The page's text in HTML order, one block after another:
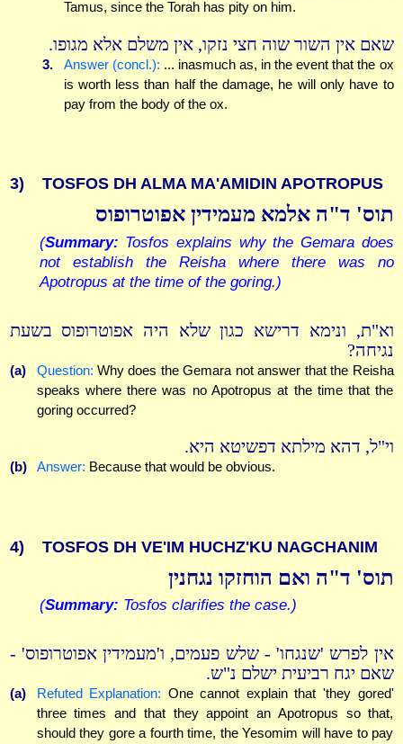
Tamus, since the Torah has pity on him.
שאם אין השור שוה חצי נזקו, אין משלם אלא מגופו.
3. Answer (concl.): ... inasmuch as, in the event that the ox
is worth less than half the damage, he will only have to
pay from the body of the ox.
3) TOSFOS DH ALMA MA'AMIDIN APOTROPUS
תוס' ד"ה אלמא מעמידין אפוטרופוס
(Summary: Tosfos explains why the Gemara does
not establish the Reisha where there was no
Apotropus at the time of the goring.)
וא"ת, ונימא דרישא כגון שלא היה אפוטרופוס בשעת
נגיחה?
(a) Question: Why does the Gemara not answer that the Reisha
speaks where there was no Apotropus at the time that the
goring occurred?
וי"ל, דהא מילתא דפשיטא היא.
(b) Answer: Because that would be obvious.
4) TOSFOS DH VE'IM HUCHZ'KU NAGCHANIM
תוס' ד"ה ואם הוחזקו נגחנין
(Summary: Tosfos clarifies the case.)
אין לפרש 'שנגחו' - שלש פעמים, ו'מעמידין אפוטרופוס' -
שאם יגח רביעית ישלם נ"ש.
(a) Refuted Explanation: One cannot explain that 'they gored'
three times and that they appoint an Apotropus so that,
should they gore a fourth time, the Yesomim will have to pay